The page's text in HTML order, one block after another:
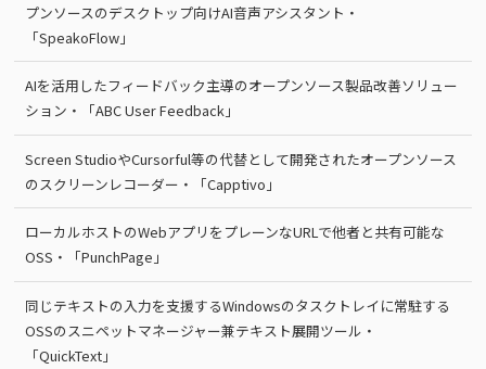
プンソースのデスクトップ向けAI音声アシスタント・
「SpeakoFlow」
AIを活用したフィードバック主導のオープンソース製品改善ソリュー
ション・「ABC User Feedback」
Screen StudioやCursorful等の代替として開発されたオープンソース
のスクリーンレコーダー・「Capptivo」
ローカルホストのWebアプリをプレーンなURLで他者と共有可能な
OSS・「PunchPage」
同じテキストの入力を支援するWindowsのタスクトレイに常駐する
OSSのスニペットマネージャー兼テキスト展開ツール・
「QuickText」